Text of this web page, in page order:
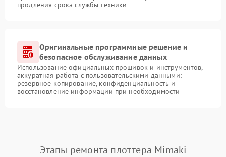
продления срока службы техники
Оригинальные программные решение и
безопасное обслуживание данных
Использование официальных прошивок и инструментов,
аккуратная работа с пользовательскими данными:
резервное копирование, конфиденциальность и
восстановление информации при необходимости
Этапы ремонта плоттера Mimaki